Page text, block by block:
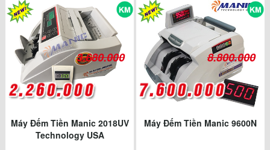
3.680.000
Máy Đếm Tiền Manic 2018UV
Technology USA
8.800.000
Máy Đếm Tiền Manic 9600N